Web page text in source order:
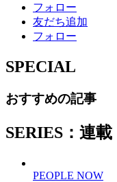
フォロー
友だち追加
フォロー
SPECIAL
おすすめの記事
SERIES：連載
PEOPLE NOW